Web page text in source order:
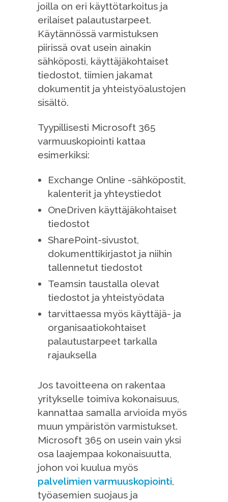
joilla on eri käyttötarkoitus ja
erilaiset palautustarpeet.
Käytännössä varmistuksen
piirissä ovat usein ainakin
sähköposti, käyttäjäkohtaiset
tiedostot, tiimien jakamat
dokumentit ja yhteistyöalustojen
sisältö.
Tyypillisesti Microsoft 365
varmuuskopiointi kattaa
esimerkiksi:
Exchange Online -sähköpostit,
kalenterit ja yhteystiedot
OneDriven käyttäjäkohtaiset
tiedostot
SharePoint-sivustot,
dokumenttikirjastot ja niihin
tallennetut tiedostot
Teamsin taustalla olevat
tiedostot ja yhteistyödata
tarvittaessa myös käyttäjä- ja
organisaatiokohtaiset
palautustarpeet tarkalla
rajauksella
Jos tavoitteena on rakentaa
yritykselle toimiva kokonaisuus,
kannattaa samalla arvioida myös
muun ympäristön varmistukset.
Microsoft 365 on usein vain yksi
osa laajempaa kokonaisuutta,
johon voi kuulua myös
palvelimien varmuuskopiointi,
työasemien suojaus ja